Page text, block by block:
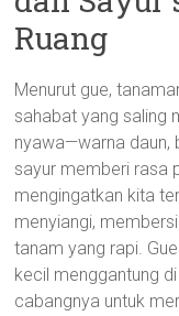
Ruang
Menurut gue,
sahabat yang saling
nyawa—warna daun,
sayur memberi rasa
mengingatkan kita
menyiangi,
tanam yang rapi.
kecil menggantung
cabangnya untuk